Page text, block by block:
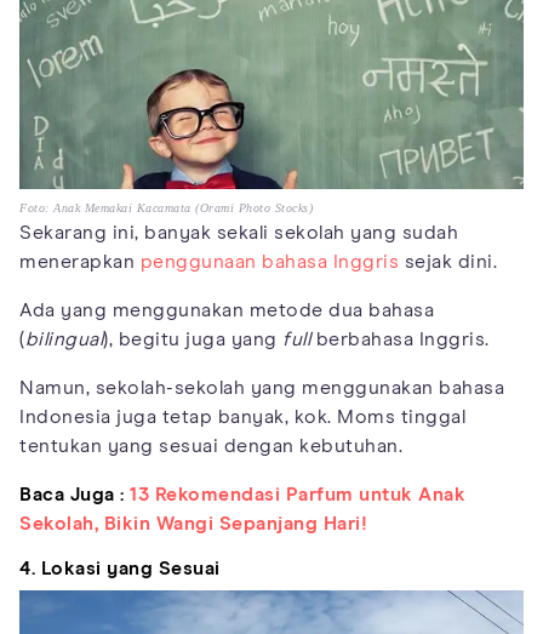
Foto: Anak Memakai Kacamata (Orami Photo Stocks)
Sekarang ini, banyak sekali sekolah yang sudah
menerapkan penggunaan bahasa Inggris sejak dini.
Ada yang menggunakan metode dua bahasa
(bilingual), begitu juga yang fullberbahasa Inggris.
Namun, sekolah-sekolah yang menggunakan bahasa
Indonesia juga tetap banyak, kok. Moms tinggal
tentukan yang sesuai dengan kebutuhan.
Baca Juga : 13 Rekomendasi Parfum untuk Anak
Sekolah, Bikin Wangi Sepanjang Hari!
4. Lokasi yang Sesuai